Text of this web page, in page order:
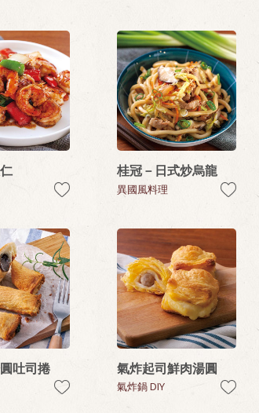
桂冠－日式炒烏龍
異國風料理
吐司捲 氣炸起司鮮肉湯圓
氣炸鍋 DIY